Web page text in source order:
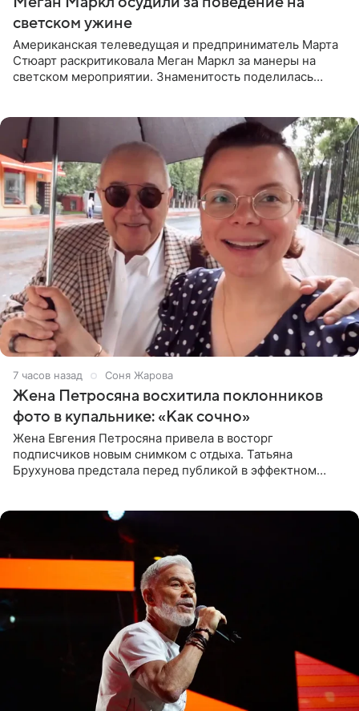
светском ужине
Американская телеведущая и предприниматель Марта
Стюарт раскритиковала Меган Маркл за манеры на
светском мероприятии. Знаменитость поделилась
7 часов назад Соня Жарова
Жена Петросяна восхитила поклонников
фото в купальнике: «Как сочно»
Жена Евгения Петросяна привела в восторг
подписчиков новым снимком с отдыха. Татьяна
Брухунова предстала перед публикой в эффектном